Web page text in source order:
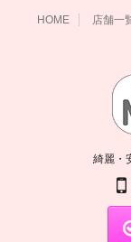
HOME 店舗一
綺麗・